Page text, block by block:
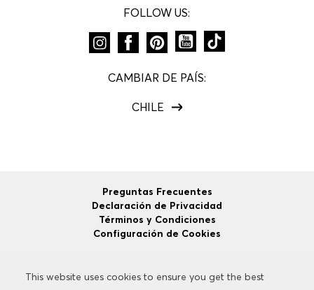
This website uses cookies to ensure you get the best
This website uses cookies to ensure you get the best
FOLLOW US:
CAMBIAR DE PAÍS:
CHILE
Preguntas Frecuentes
Declaración de Privacidad
Términos y Condiciones
Configuración de Cookies